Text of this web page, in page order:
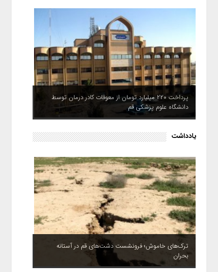
پرداخت ۲۲۰ میلیارد تومان از معوقات کادر درمان توسط
دانشگاه علوم پزشکی قم
یادداشت
ترک‌های خاموش؛ فرونشست دشت‌های قم در آستانه
بحران